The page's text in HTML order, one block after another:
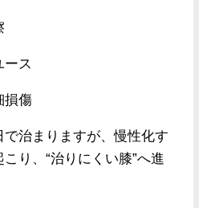
ース
損傷
治まりますが、慢性化す
り、“治りにくい膝”へ進